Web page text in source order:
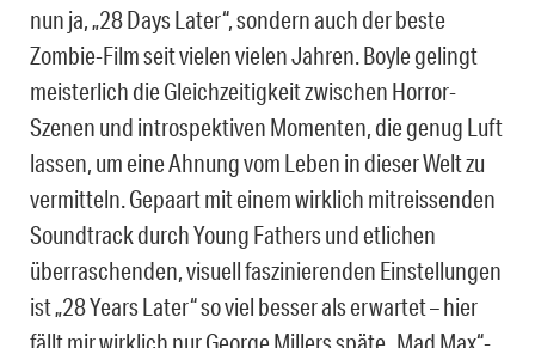
nun ja, „28 Days Later“, sondern auch der beste
Zombie-Film seit vielen vielen Jahren. Boyle gelingt
meisterlich die Gleichzeitigkeit zwischen Horror-
Szenen und introspektiven Momenten, die genug Luft
lassen, um eine Ahnung vom Leben in dieser Welt zu
vermitteln. Gepaart mit einem wirklich mitreissenden
Soundtrack durch Young Fathers und etlichen
überraschenden, visuell faszinierenden Einstellungen
ist „28 Years Later“ so viel besser als erwartet – hier